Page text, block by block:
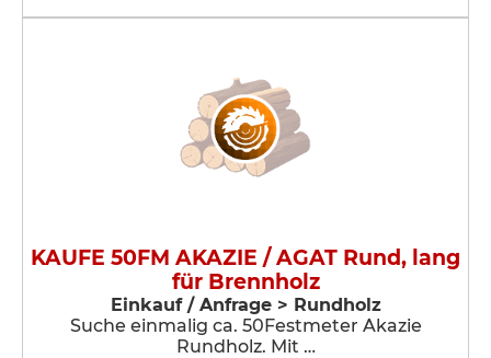
KAUFE 50FM AKAZIE / AGAT Rund, lang
für Brennholz
Einkauf / Anfrage > Rundholz
Suche einmalig ca. 50Festmeter Akazie
Rundholz. Mit …